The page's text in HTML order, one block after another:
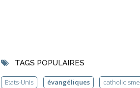
TAGS POPULAIRES
Etats-Unis évangéliques catholicisme